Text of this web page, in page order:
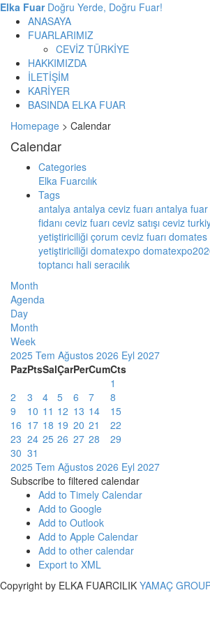
Elka Fuar Doğru Yerde, Doğru Fuar!
ANASAYA
FUARLARIMIZ
CEVİZ TÜRKİYE
HAKKIMIZDA
İLETİŞİM
KARİYER
BASINDA ELKA FUAR
Homepage > Calendar
Calendar
Categories
Elka Fuarcılık
Tags
antalya antalya ceviz fuarı antalya fuar
fidanı ceviz fuarı ceviz satışı ceviz
yetiştiriciliği çorum ceviz fuarı domates
yetiştiriciliği domatexpo
toptancı hali seracılık
Month
Agenda
Day
Month
Week
2025 Tem Ağustos 2026 Eyl 2027
PazPtsSalÇarPerCumCts
1
2
3 4 5 6 7
8
9
10 11 12 13 14
15
16 17 18 19 20 21
22
23 24 25 26 27 28
29
30 31
2025 Tem Ağustos 2026 Eyl 2027
Subscribe to filtered calendar
Add to Timely Calendar
Add to Google
Add to Outlook
Add to Apple Calendar
Add to other calendar
Export to XML
Copyright by ELKA FUARCILIK YAMAÇ